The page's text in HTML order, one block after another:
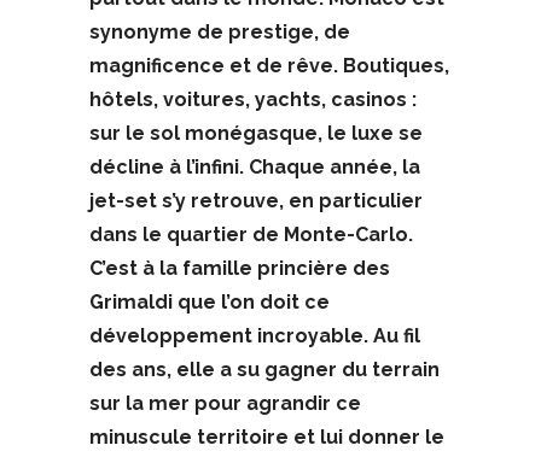
synonyme de prestige, de
magnificence et de rêve. Boutiques,
hôtels, voitures, yachts, casinos :
sur le sol monégasque, le luxe se
décline à l’infini. Chaque année, la
jet-set s’y retrouve, en particulier
dans le quartier de Monte-Carlo.
C’est à la famille princière des
Grimaldi que l’on doit ce
développement incroyable. Au fil
des ans, elle a su gagner du terrain
sur la mer pour agrandir ce
minuscule territoire et lui donner le